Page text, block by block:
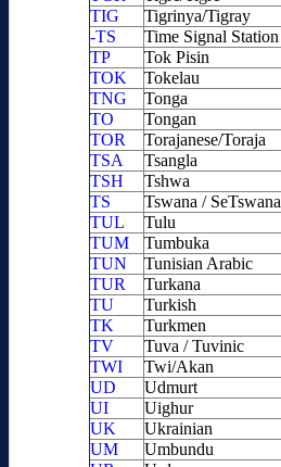
TIG
Tigrinya/Tigray
-TS
Time Signal Station
TP
Tok Pisin
TOK
Tokelau
TNG
Tonga
TO
Tongan
TOR
Torajanese/Toraja
TSA
Tsangla
TSH
Tshwa
TS
Tswana / SeTswana
TUL
Tulu
TUM
Tumbuka
TUN
Tunisian Arabic
TUR
Turkana
TU
Turkish
TK
Turkmen
TV
Tuva / Tuvinic
TWI
Twi/Akan
UD
Udmurt
UI
Uighur
UK
Ukrainian
UM
Umbundu